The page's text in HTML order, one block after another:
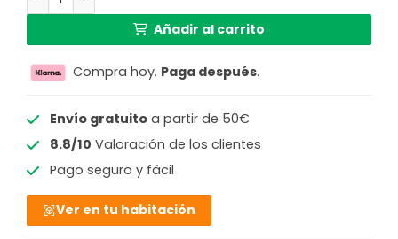
Añadir al carrito
Compra hoy. Paga después.
Envío gratuitoa partir de 50€
8.8/10 Valoración de los clientes
Pago seguro y fácil
Ver en tu habitación